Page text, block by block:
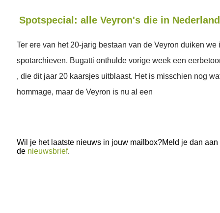
Spotspecial: alle Veyron's die in
Ter ere van het 20-jarig bestaan van de Veyron duiken we
spotarchieven. Bugatti onthulde vorige week een
, die dit jaar 20 kaarsjes uitblaast. Het is misschien nog
hommage, maar de Veyron is nu al een
Wil je het laatste nieuws in jouw mailbox?Meld je dan aan
de nieuwsbrief.